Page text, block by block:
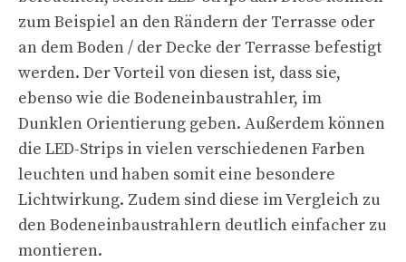
zum Beispiel an den Rändern der Terrasse oder
an dem Boden / der Decke der Terrasse befestigt
werden. Der Vorteil von diesen ist, dass sie,
ebenso wie die Bodeneinbaustrahler, im
Dunklen Orientierung geben. Außerdem können
die LED-Strips in vielen verschiedenen Farben
leuchten und haben somit eine besondere
Lichtwirkung. Zudem sind diese im Vergleich zu
den Bodeneinbaustrahlern deutlich einfacher zu
montieren.